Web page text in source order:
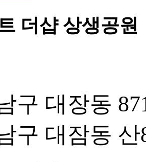
더샵 상생공원
구 대장동
구 대잠동